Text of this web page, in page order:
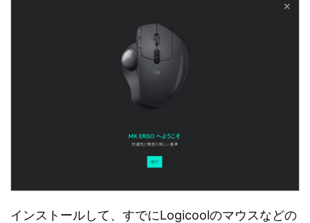
インストールして、すでにLogicoolのマウスなどの